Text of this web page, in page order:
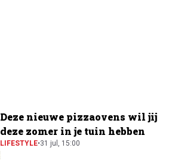
Deze nieuwe pizzaovens wil jij
deze zomer in je tuin hebben
LIFESTYLE•31 jul, 15:00